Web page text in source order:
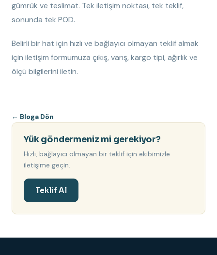
gümrük ve teslimat. Tek iletişim noktası, tek teklif,
sonunda tek POD.
Belirli bir hat için hızlı ve bağlayıcı olmayan teklif almak
için iletişim formumuza çıkış, varış, kargo tipi, ağırlık ve
ölçü bilgilerini iletin.
← Bloga Dön
Yük göndermeniz mi gerekiyor?
Hızlı, bağlayıcı olmayan bir teklif için ekibimizle
iletişime geçin.
Teklif Al